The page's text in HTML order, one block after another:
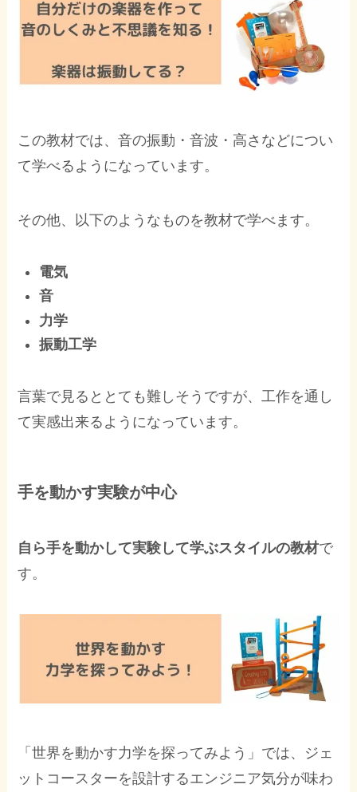
この教材では、音の振動・音波・高さなどについ
て学べるようになっています。
その他、以下のようなものを教材で学べます。
電気
音
力学
振動工学
言葉で見るととても難しそうですが、工作を通し
て実感出来るようになっています。
手を動かす実験が中心
自ら手を動かして実験して学ぶスタイルの教材で
す。
「世界を動かす力学を探ってみよう」では、ジェ
ットコースターを設計するエンジニア気分が味わ